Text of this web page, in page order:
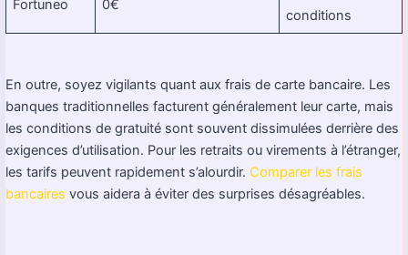
Fortuneo 0€
conditions
En outre, soyez vigilants quant aux frais de carte bancaire. Les
banques traditionnelles facturent généralement leur carte, mais
les conditions de gratuité sont souvent dissimulées derrière des
exigences d’utilisation. Pour les retraits ou virements à l’étranger,
les tarifs peuvent rapidement s’alourdir. Comparer les frais
bancaires vous aidera à éviter des surprises désagréables.